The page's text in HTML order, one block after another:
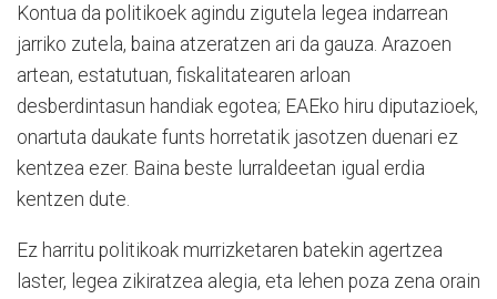
Kontua da politikoek agindu zigutela legea indarrean
jarriko zutela, baina atzeratzen ari da gauza. Arazoen
artean, estatutuan, fiskalitatearen arloan
desberdintasun handiak egotea; EAEko hiru diputazioek,
onartuta daukate funts horretatik jasotzen duenari ez
kentzea ezer. Baina beste lurraldeetan igual erdia
kentzen dute.
Ez harritu politikoak murrizketaren batekin agertzea
laster, legea zikiratzea alegia, eta lehen poza zena orain